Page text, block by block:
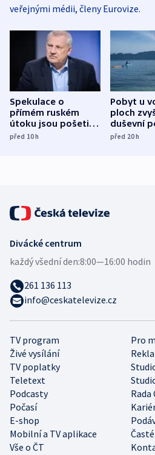
veřejnými médii, členy Eurovize.
Spekulace o
přímém ruském
útoku jsou pošetilé,
míní estonský
před 10h
Pobyt u
ploch
duševní
ukázala
před 20h
TV program
Pro
Živé vysílání
TV poplatky
Teletext
Podcasty
Rada
Počasí
E-shop
Mobilní a TV aplikace
Vše o ČT
Divácké centrum
každý všední den:8:00—16:00 hodin
261 136 113
info@ceskatelevize.cz